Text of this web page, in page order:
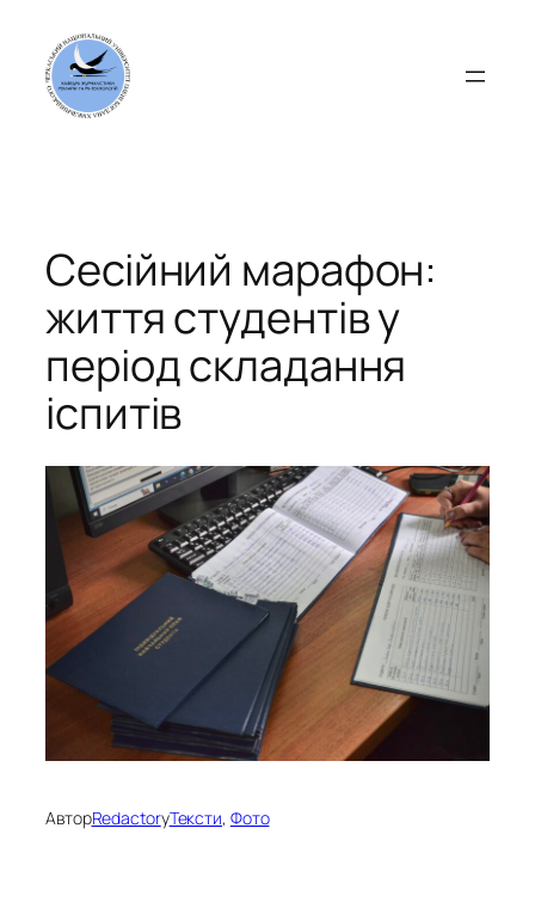
вмісту
Сесійний марафон:
життя студентів у
період складання
іспитів
АвторRedactorуТексти, Фото